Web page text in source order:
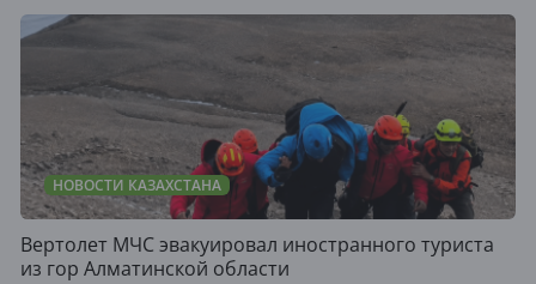
НОВОСТИ КАЗАХСТАНА
Вертолет МЧС эвакуировал иностранного туриста
из гор Алматинской области